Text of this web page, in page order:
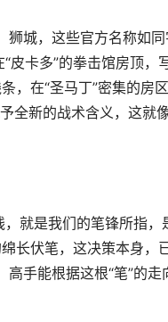
城，这些官方名称如同
卡多”的拳击馆房顶，
，在“圣马丁”密集的房
全新的战术含义，这就
就是我们的笔锋所指，
长伏笔，这决策本身，
手能根据这根“笔”的走